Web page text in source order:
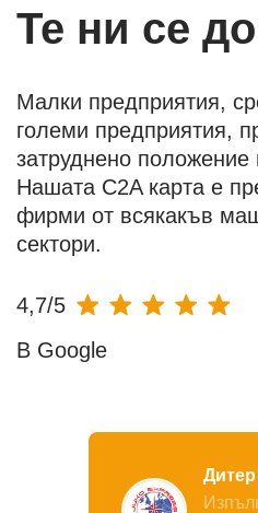
Те ни се
Малки предприятия,
големи предприятия,
затруднено положение
Нашата C2A карта е
фирми от всякакъв
сектори.
4,7/5
В Google